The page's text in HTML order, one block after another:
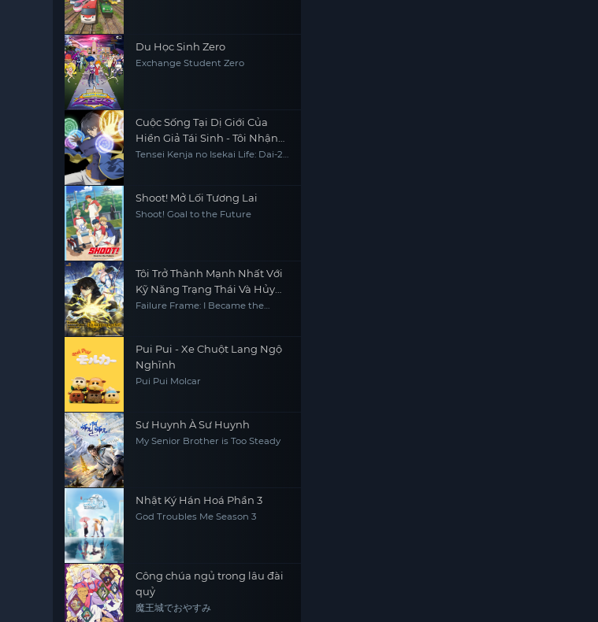
Du Học Sinh Zero
Exchange Student Zero
Cuộc Sống Tại Dị Giới Của
Hiền Giả Tái Sinh - Tôi Nhận
Được Chức Nghiệp Thứ Hai,
Tensei Kenja no Isekai Life: Dai-2
Class and Became the Strongest
Shoot! Mở Lối Tương Lai
Shoot! Goal to the Future
Tôi Trở Thành Mạnh Nhất Với
Kỹ Năng Trạng Thái Và Hủy
Diệt Tất Cả
Failure Frame: I Became the
Pui Pui - Xe Chuột Lang Ngộ
Nghĩnh
Pui Pui Molcar
Sư Huynh À Sư Huynh
My Senior Brother is Too Steady
Nhật Ký Hán Hoá Phần 3
God Troubles Me Season 3
Công chúa ngủ trong lâu đài
quỷ
魔王城でおやすみ